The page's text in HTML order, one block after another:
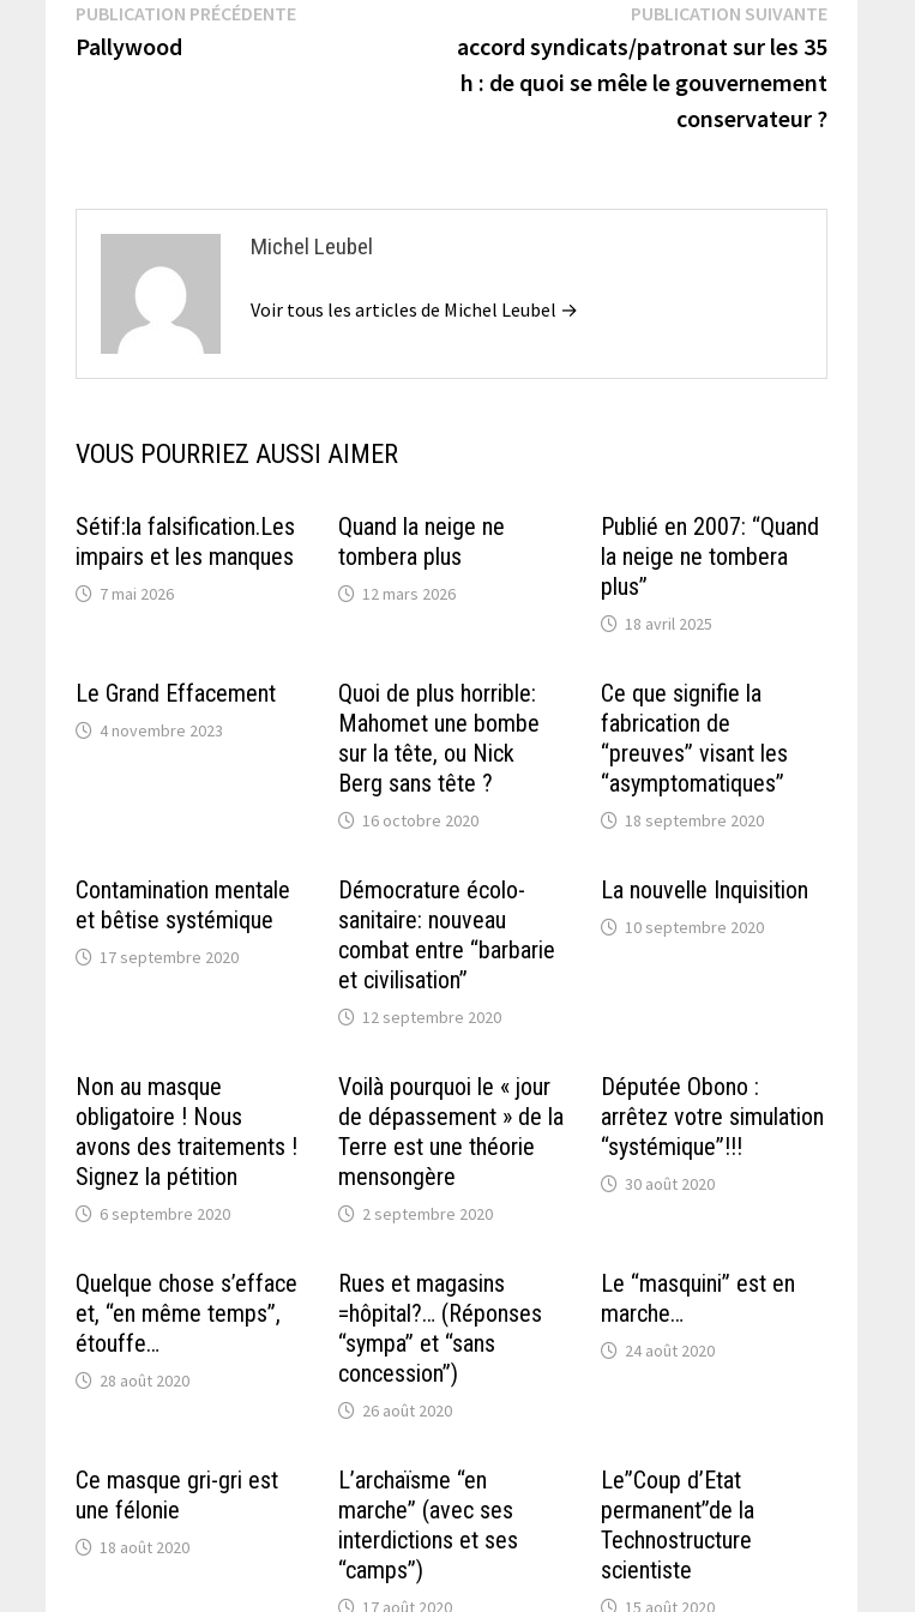
Navigation
de
PUBLICATION PRÉCÉDENTEPublication
Pallywood
PUBLICATION SUIVANTEPublication
suivante :
accord syndicats/patronat sur les 35
h : de quoi se mêle le gouvernement
conservateur ?
Michel Leubel
Voir tous les articles de Michel Leubel →
VOUS POURRIEZ AUSSI AIMER
Sétif:la falsification.Les
impairs et les manques
7 mai 2026
Quand la neige ne
tombera plus
12 mars 2026
Publié en 2007: “Quand
la neige ne tombera
plus”
18 avril 2025
Le Grand Effacement
4 novembre 2023
Quoi de plus horrible:
Mahomet une bombe
sur la tête, ou Nick
Berg sans tête ?
16 octobre 2020
Ce que signifie la
fabrication de
“preuves” visant les
“asymptomatiques”
18 septembre 2020
Contamination mentale
et bêtise systémique
17 septembre 2020
Démocrature écolo-
sanitaire: nouveau
combat entre “barbarie
et civilisation”
12 septembre 2020
La nouvelle Inquisition
10 septembre 2020
Non au masque
obligatoire ! Nous
avons des traitements !
Signez la pétition
6 septembre 2020
Voilà pourquoi le « jour
de dépassement » de la
Terre est une théorie
mensongère
2 septembre 2020
Députée Obono :
arrêtez votre simulation
“systémique”!!!
30 août 2020
Quelque chose s’efface
et, “en même temps”,
étouffe…
28 août 2020
Rues et magasins
=hôpital?… (Réponses
“sympa” et “sans
concession”)
26 août 2020
Le “masquini” est en
marche…
24 août 2020
Ce masque gri-gri est
une félonie
18 août 2020
L’archaïsme “en
marche” (avec ses
interdictions et ses
“camps”)
17 août 2020
Le”Coup d’Etat
permanent”de la
Technostructure
scientiste
15 août 2020